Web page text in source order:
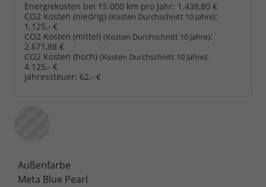
Energiekosten bei 15.000 km pro Jahr: 1.438,80 €
CO2 Kosten (niedrig) (Kosten Durchschnitt 10 Jahre):
1.125,- €
CO2 Kosten (mittel) (Kosten Durchschnitt 10 Jahre):
2.671,88 €
CO2 Kosten (hoch) (Kosten Durchschnitt 10 Jahre):
4.125,- €
Jahressteuer: 62,- €
Außenfarbe
Meta Blue Pearl